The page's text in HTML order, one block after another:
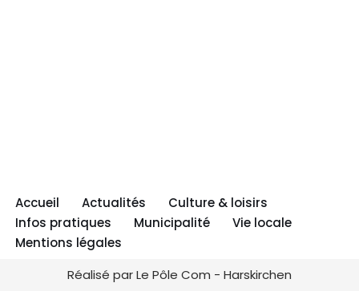
Accueil Actualités
Culture & loisirs
Infos pratiques
Municipalité
Vie locale
Mentions légales
Réalisé par Le Pôle Com - Harskirchen